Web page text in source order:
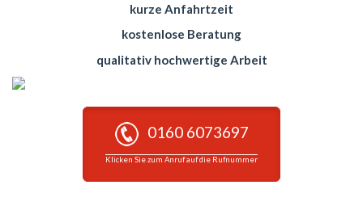
kurze Anfahrtzeit
kostenlose Beratung
qualitativ hochwertige Arbeit
0160 6073697
Klicken Sie zum Anruf auf die Rufnummer